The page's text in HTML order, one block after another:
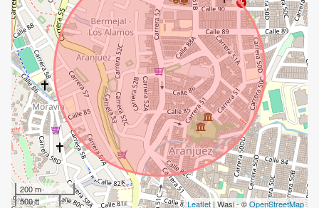
200 m
500 ft
Leaflet | Wasi - ©OpenStreetMap